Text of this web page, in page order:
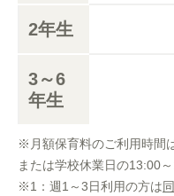
2年生
3～6
年生
※月額保育料のご利用時間
または学校休業日の13:00
※1：週1～3日利用の方は